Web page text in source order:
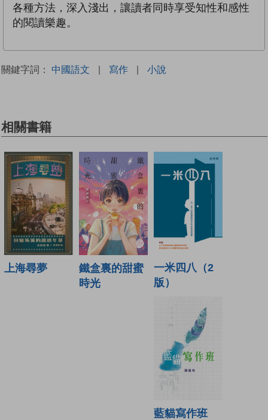
各種方法，深入淺出，讓讀者同時享受知性和感性
的閱讀樂趣。
關鍵字詞： 中國語文 | 寫作 | 小說
相關書籍
上海尋夢
鐵盒裏的甜蜜
時光
一米四八（2
版）
藍貓寫作班